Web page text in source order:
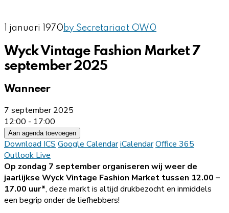
1 januari 1970 by Secretariaat OW0
Wyck Vintage Fashion Market 7
september 2025
Wanneer
7 september 2025
12:00 - 17:00
Aan agenda toevoegen
Download ICS Google CalendariCalendarOffice 365
Outlook Live
Op zondag 7 september organiseren wij weer de
jaarlijkse Wyck Vintage Fashion Market tussen 12.00 –
17.00 uur*, deze markt is altijd drukbezocht en inmiddels
een begrip onder de liefhebbers!